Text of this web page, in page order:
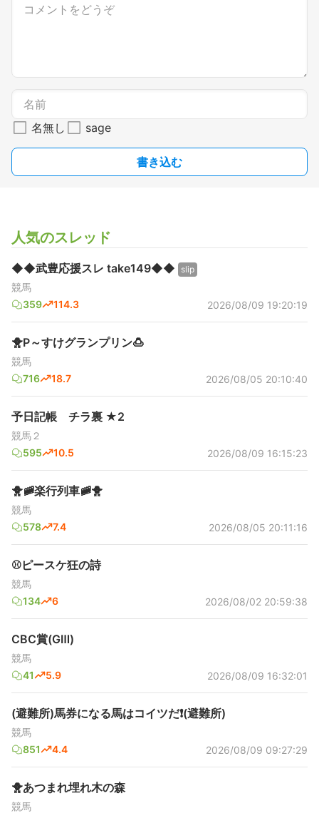
名無し sage
書き込む
人気のスレッド
◆◆武豊応援スレ take149◆◆ slip
競馬
359
114.3 2026/08/09 19:20:19
🐥P～すけグランプリン🍮
競馬
716
18.7 2026/08/05 20:10:40
予日記帳 チラ裏 ★2
競馬２
595
10.5 2026/08/09 16:15:23
🐥🚞楽行列車🚞🐥
競馬
578
7.4 2026/08/05 20:11:16
⚾ピースケ狂の詩
競馬
134
6 2026/08/02 20:59:38
CBC賞(GⅢ)
競馬
41
5.9 2026/08/09 16:32:01
(避難所)馬券になる馬はコイツだ❗(避難所)
競馬
851
4.4 2026/08/09 09:27:29
🐥あつまれ埋れ木の森
競馬